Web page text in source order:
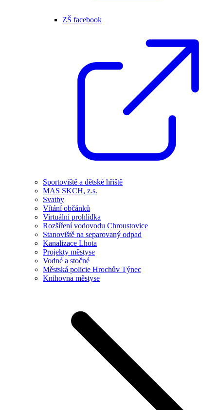
ZŠ facebook
Sportoviště a dětské hřiště
MAS SKCH, z.s.
Svatby
Vítání občánků
Virtuální prohlídka
Rozšíření vodovodu Chroustovice
Stanoviště na separovaný odpad
Kanalizace Lhota
Projekty městyse
Vodné a stočné
Městská policie Hrochův Týnec
Knihovna městyse